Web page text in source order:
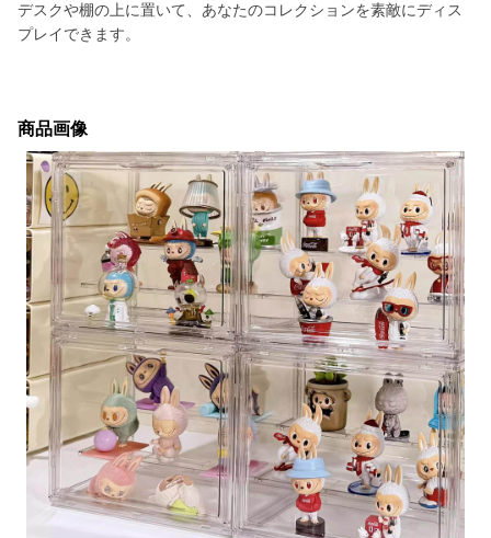
デスクや棚の上に置いて、あなたのコレクションを素敵にディス
プレイできます。
商品画像